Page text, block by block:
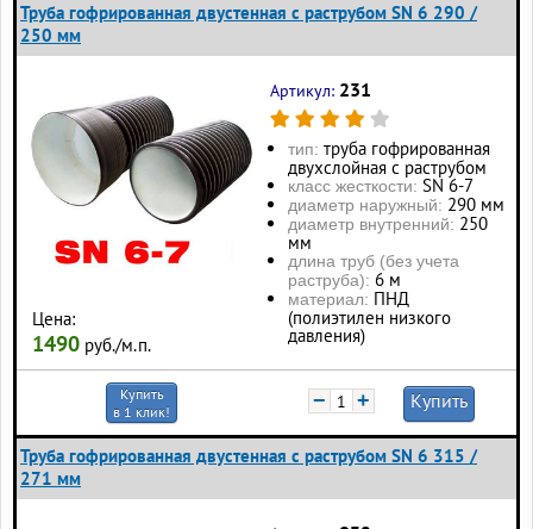
Труба гофрированная двустенная с раструбом SN 6 290 /
250 мм
Цена:
1490 руб./м.п.
Артикул: 231
тип: труба гофрированная
двухслойная с раструбом
класс жесткости: SN 6-7
диаметр наружный: 290 мм
диаметр внутренний: 250
мм
длина труб (без учета
раструба): 6 м
материал: ПНД
(полиэтилен низкого
давления)
Купить
в 1 клик!
− + Купить
Труба гофрированная двустенная с раструбом SN 6 315 /
271 мм